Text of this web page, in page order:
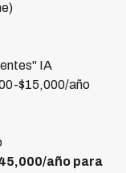
IA
$15,000/año
año para